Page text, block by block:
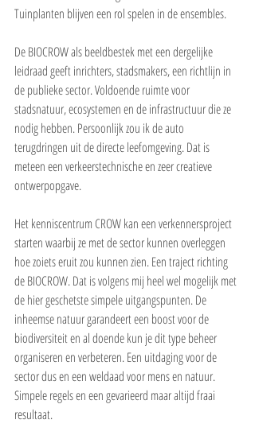
Tuinplanten blijven een rol spelen in de ensembles.
De BIOCROW als beeldbestek met een dergelijke
leidraad geeft inrichters, stadsmakers, een richtlijn in
de publieke sector. Voldoende ruimte voor
stadsnatuur, ecosystemen en de infrastructuur die ze
nodig hebben. Persoonlijk zou ik de auto
terugdringen uit de directe leefomgeving. Dat is
meteen een verkeerstechnische en zeer creatieve
ontwerpopgave.
Het kenniscentrum CROW kan een verkennersproject
starten waarbij ze met de sector kunnen overleggen
hoe zoiets eruit zou kunnen zien. Een traject richting
de BIOCROW. Dat is volgens mij heel wel mogelijk met
de hier geschetste simpele uitgangspunten. De
inheemse natuur garandeert een boost voor de
biodiversiteit en al doende kun je dit type beheer
organiseren en verbeteren. Een uitdaging voor de
sector dus en een weldaad voor mens en natuur.
Simpele regels en een gevarieerd maar altijd fraai
resultaat.